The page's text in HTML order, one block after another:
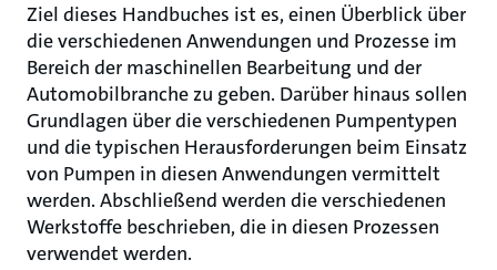
Ziel dieses Handbuches ist es, einen Überblick über
die verschiedenen Anwendungen und Prozesse im
Bereich der maschinellen Bearbeitung und der
Automobilbranche zu geben. Darüber hinaus sollen
Grundlagen über die verschiedenen Pumpentypen
und die typischen Herausforderungen beim Einsatz
von Pumpen in diesen Anwendungen vermittelt
werden. Abschließend werden die verschiedenen
Werkstoffe beschrieben, die in diesen Prozessen
verwendet werden.